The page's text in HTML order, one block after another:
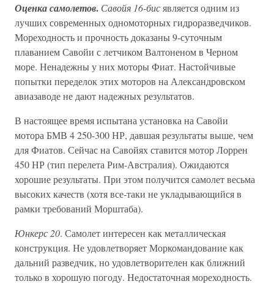
Оценка самолетов. Савойя 16-бисявляется одним из
лучших современных одномоторных гидроразведчиков.
Мореходность и прочность доказаны 9-суточным
плаванием Савойи с летчиком Валтоненом в Черном
море. Ненадежны у них моторы Фиат. Настойчивые
попытки переделок этих моторов на Александровском
авиазаводе не дают надежных результатов.
В настоящее время испытана установка на Савойи
мотора БМВ 4 250-300 НР, давшая результаты выше, чем
для Фиатов. Сейчас на Савойях ставится мотор Лоррен
450 НР (тип перелета Рим-Австралия). Ожидаются
хорошие результаты. При этом получится самолет весьма
высоких качеств (хотя все-таки не укладывающийся в
рамки требований Морштаба).
Юнкерс 20. Самолет интересен как металлическая
конструкция. Не удовлетворяет Моркомандование как
дальний разведчик, но удовлетворителен как ближний
только в хорошую погоду. Недостаточная мореходность.